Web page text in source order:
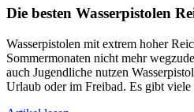
Die besten Wasserpistolen
Wasserpistolen mit extrem hoher
Sommermonaten nicht mehr
auch Jugendliche nutzen
Urlaub oder im Freibad. Es gibt